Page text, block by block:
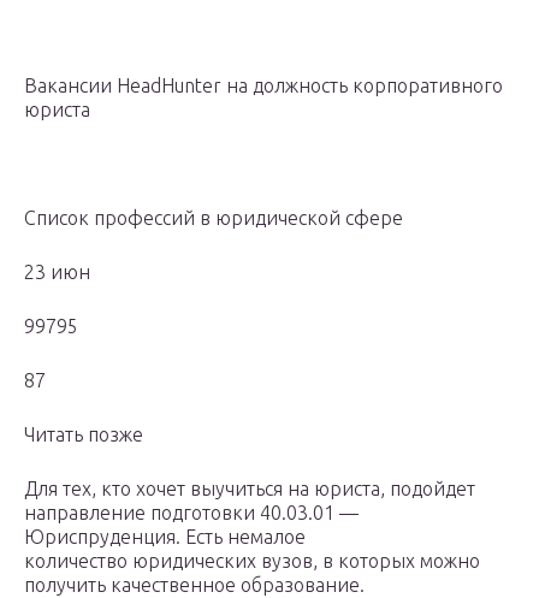
Вакансии HeadHunter на должность корпоративного
юриста
Список профессий в юридической сфере
23 июн
99795
87
Читать позже
Для тех, кто хочет выучиться на юриста, подойдет
направление подготовки 40.03.01 —
Юриспруденция. Есть немалое
количество юридических вузов, в которых можно
получить качественное образование.